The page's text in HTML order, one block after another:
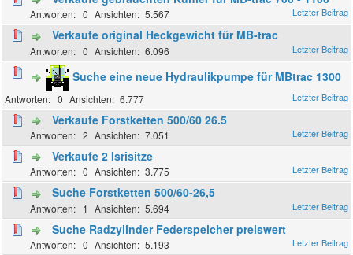
0 5.567
Verkaufe original Heckgewicht für MB-trac
0 6.096
Suche eine neue Hydraulikpumpe für MBtrac 1300
0 6.777
Verkaufe Forstketten 500/60 26.5
2 7.051
Verkaufe 2 Isrisitze
0 3.775
Suche Forstketten 500/60-26,5
1 5.694
Suche Radzylinder Federspeicher preiswert
0 5.193